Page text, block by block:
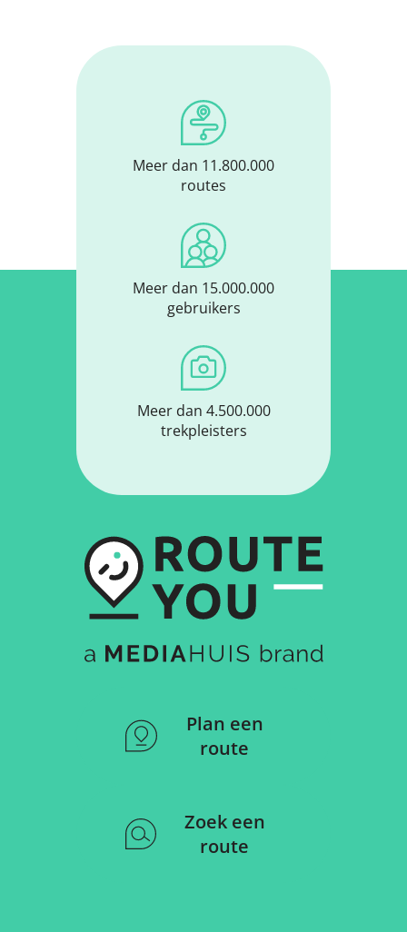
Meer dan 11.800.000
routes
Meer dan 15.000.000
gebruikers
Meer dan 4.500.000
trekpleisters
Plan een
route
Zoek een
route